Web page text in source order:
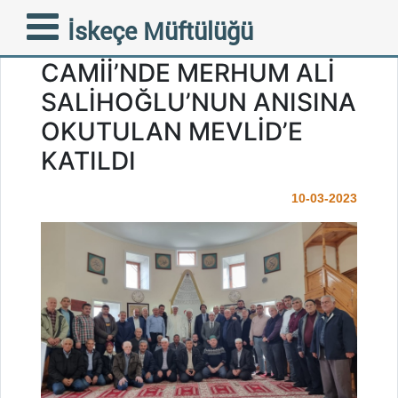
İskeçe Müftülüğü
MÜFTÜMÜZ MUSTAFA
TRAMPA İNHANLI
CAMİİ’NDE MERHUM ALİ
SALİHOĞLU’NUN ANISINA
OKUTULAN MEVLİD’E
KATILDI
10-03-2023